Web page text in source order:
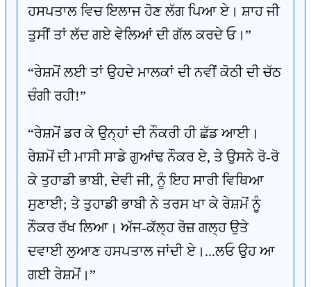
ਹਸਪਤਾਲ ਵਿਚ ਇਲਾਜ ਹੋਣ ਲੱਗ ਪਿਆ ਏ। ਸ਼ਾਹ ਜੀ
ਤੁਸੀਂ ਤਾਂ ਲੱਦ ਗਏ ਵੇਲਿਆਂ ਦੀ ਗੱਲ ਕਰਦੇ ਓ।”
“ਰੇਸ਼ਮੋਂ ਲਈ ਤਾਂ ਉਹਦੇ ਮਾਲਕਾਂ ਦੀ ਨਵੀਂ ਕੋਠੀ ਦੀ ਚੱਠ
ਚੰਗੀ ਰਹੀ!”
“ਰੇਸ਼ਮੋਂ ਡਰ ਕੇ ਉਨ੍ਹਾਂ ਦੀ ਨੌਕਰੀ ਹੀ ਛੱਡ ਆਈ।
ਰੇਸ਼ਮੋਂ ਦੀ ਮਾਸੀ ਸਾਡੇ ਗੁਆਂਢ ਨੌਕਰ ਏ, ਤੇ ਉਸਨੇ ਰੋ-ਰੋ
ਕੇ ਤੁਹਾਡੀ ਭਾਬੀ, ਦੇਵੀ ਜੀ, ਨੂੰ ਇਹ ਸਾਰੀ ਵਿਥਿਆ
ਸੁਣਾਈ; ਤੇ ਤੁਹਾਡੀ ਭਾਬੀ ਨੇ ਤਰਸ ਖਾ ਕੇ ਰੇਸ਼ਮੋਂ ਨੂੰ
ਨੌਕਰ ਰੱਖ ਲਿਆ। ਅੱਜ-ਕੱਲ੍ਹ ਰੋਜ਼ ਗਲ੍ਹ ਉਤੇ
ਦਵਾਈ ਲੁਆਣ ਹਸਪਤਾਲ ਜਾਂਦੀ ਏ।...ਲਓ ਉਹ ਆ
ਗਈ ਰੇਸ਼ਮੋਂ।”